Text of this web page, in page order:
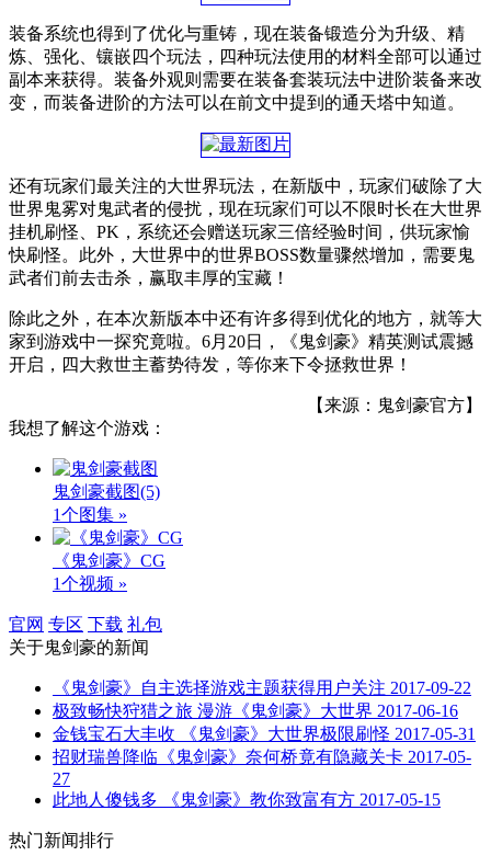
装备系统也得到了优化与重铸，现在装备锻造分为升级、精
炼、强化、镶嵌四个玩法，四种玩法使用的材料全部可以通过
副本来获得。装备外观则需要在装备套装玩法中进阶装备来改
变，而装备进阶的方法可以在前文中提到的通天塔中知道。
还有玩家们最关注的大世界玩法，在新版中，玩家们破除了大
世界鬼雾对鬼武者的侵扰，现在玩家们可以不限时长在大世界
挂机刷怪、PK，系统还会赠送玩家三倍经验时间，供玩家愉
快刷怪。此外，大世界中的世界BOSS数量骤然增加，需要鬼
武者们前去击杀，赢取丰厚的宝藏！
除此之外，在本次新版本中还有许多得到优化的地方，就等大
家到游戏中一探究竟啦。6月20日，《鬼剑豪》精英测试震撼
开启，四大救世主蓄势待发，等你来下令拯救世界！
【来源：鬼剑豪官方】
我想了解这个游戏：
鬼剑豪截图(5)
1个图集 »
《鬼剑豪》CG
1个视频 »
官网 专区 下载 礼包
关于鬼剑豪的新闻
《鬼剑豪》自主选择游戏主题获得用户关注 2017-09-22
极致畅快狩猎之旅 漫游《鬼剑豪》大世界 2017-06-16
金钱宝石大丰收 《鬼剑豪》大世界极限刷怪 2017-05-31
招财瑞兽降临《鬼剑豪》奈何桥竟有隐藏关卡 2017-05-
27
此地人傻钱多 《鬼剑豪》教你致富有方 2017-05-15
热门新闻排行